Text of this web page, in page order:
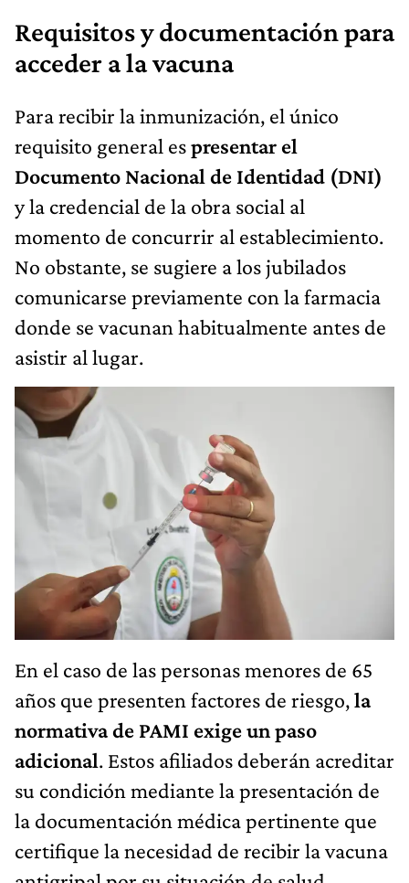
Requisitos y documentación para
acceder a la vacuna
Para recibir la inmunización, el único
requisito general espresentar el
Documento Nacional de Identidad (DNI)
y la credencial de la obra social al
momento de concurrir al establecimiento.
No obstante, se sugiere a los jubilados
comunicarse previamente con la farmacia
donde se vacunan habitualmente antes de
asistir al lugar.
En el caso de las personas menores de 65
años que presenten factores de riesgo,la
normativa de PAMI exige un paso
adicional. Estos afiliados deberán acreditar
su condición mediante la presentación de
la documentación médica pertinente que
certifique la necesidad de recibir la vacuna